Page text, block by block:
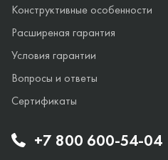
+7 800 600-54-04
Конструктивные особенности
Расширеная гарантия
Условия гарантии
Вопросы и ответы
Сертификаты